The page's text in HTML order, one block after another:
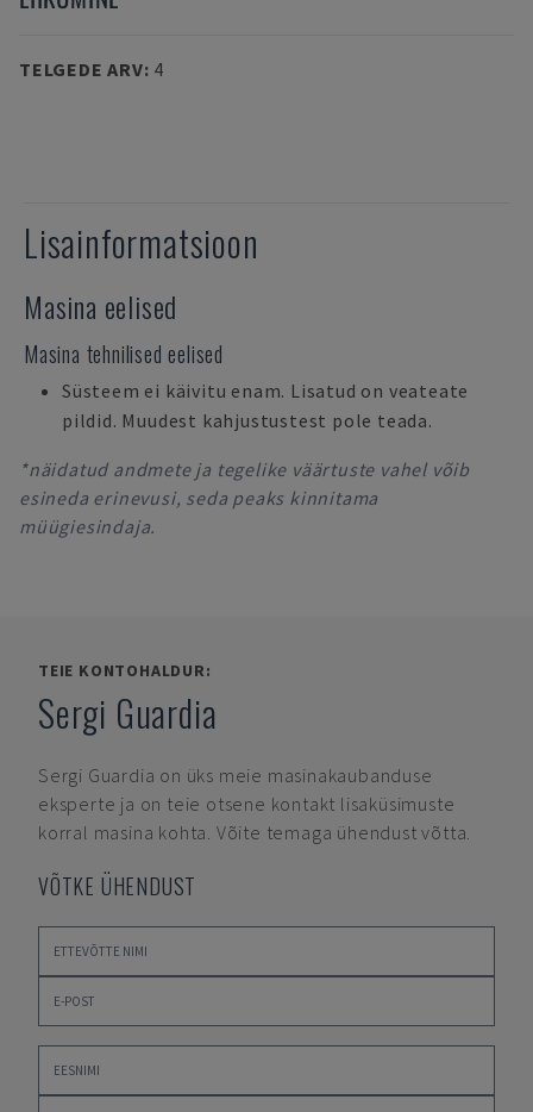
TELGEDE ARV: 4
Lisainformatsioon
Masina eelised
Masina tehnilised eelised
Süsteem ei käivitu enam. Lisatud on veateate
pildid. Muudest kahjustustest pole teada.
*näidatud andmete ja tegelike väärtuste vahel võib
esineda erinevusi, seda peaks kinnitama
müügiesindaja.
TEIE KONTOHALDUR:
Sergi Guardia
Sergi Guardia on üks meie masinakaubanduse
eksperte ja on teie otsene kontakt lisaküsimuste
korral masina kohta. Võite temaga ühendust võtta.
VÕTKE ÜHENDUST